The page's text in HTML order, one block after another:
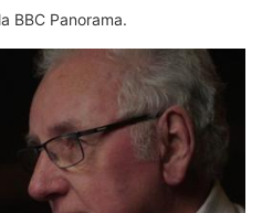
BBC Panorama.